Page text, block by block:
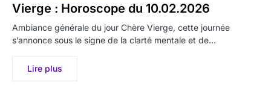
Vierge : Horoscope du 10.02.2026
Ambiance générale du jour Chère Vierge, cette journée
s’annonce sous le signe de la clarté mentale et de…
Lire plus